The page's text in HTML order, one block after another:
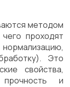
методом
проходят
Это
свойства,
и